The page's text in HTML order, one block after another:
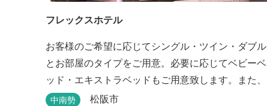
フレックスホテル
お客様のご希望に応じてシングル・ツイン・ダブル
とお部屋のタイプをご用意。必要に応じてベビーベ
ッド・エキストラベッドもご用意致します。また、
館内には松阪牛を使った洋食・和食のレストランと
中南勢 松阪市